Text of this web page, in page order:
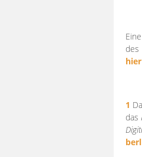
des
hier
1
das